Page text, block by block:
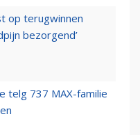
op terugwinnen
bezorgend’
telg 737 MAX-familie